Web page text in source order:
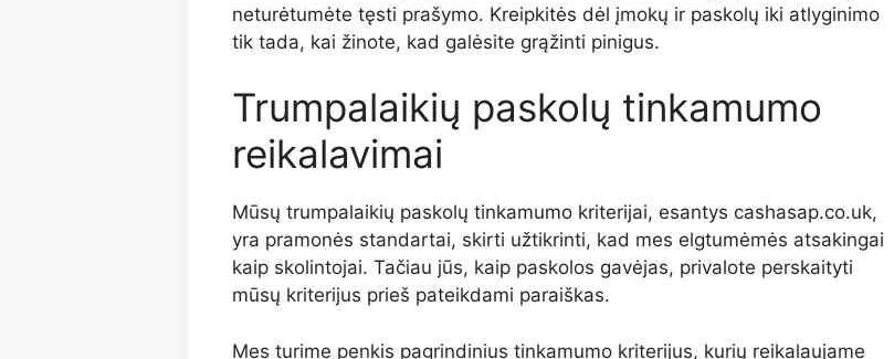
neturėtumėte tęsti prašymo. Kreipkitės dėl įmokų ir paskolų iki atlyginimo
tik tada, kai žinote, kad galėsite grąžinti pinigus.
Trumpalaikių paskolų tinkamumo
reikalavimai
Mūsų trumpalaikių paskolų tinkamumo kriterijai, esantys cashasap.co.uk,
yra pramonės standartai, skirti užtikrinti, kad mes elgtumėmės atsakingai
kaip skolintojai. Tačiau jūs, kaip paskolos gavėjas, privalote perskaityti
mūsų kriterijus prieš pateikdami paraiškas.
Mes turime penkis pagrindinius tinkamumo kriterijus, kurių reikalaujame